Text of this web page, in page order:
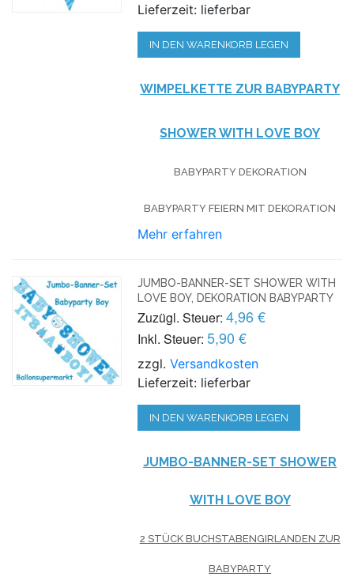
Lieferzeit: lieferbar
IN DEN WARENKORB LEGEN
WIMPELKETTE ZUR BABYPARTY
SHOWER WITH LOVE BOY
BABYPARTY DEKORATION
BABYPARTY FEIERN MIT DEKORATION
Mehr erfahren
JUMBO-BANNER-SET SHOWER WITH
LOVE BOY, DEKORATION BABYPARTY
Zuzügl. Steuer: 4,96 €
Inkl. Steuer: 5,90 €
zzgl.Versandkosten
Lieferzeit: lieferbar
IN DEN WARENKORB LEGEN
JUMBO-BANNER-SETSHOWER
WITH LOVE BOY
2 STÜCK BUCHSTABENGIRLANDEN ZUR
BABYPARTY